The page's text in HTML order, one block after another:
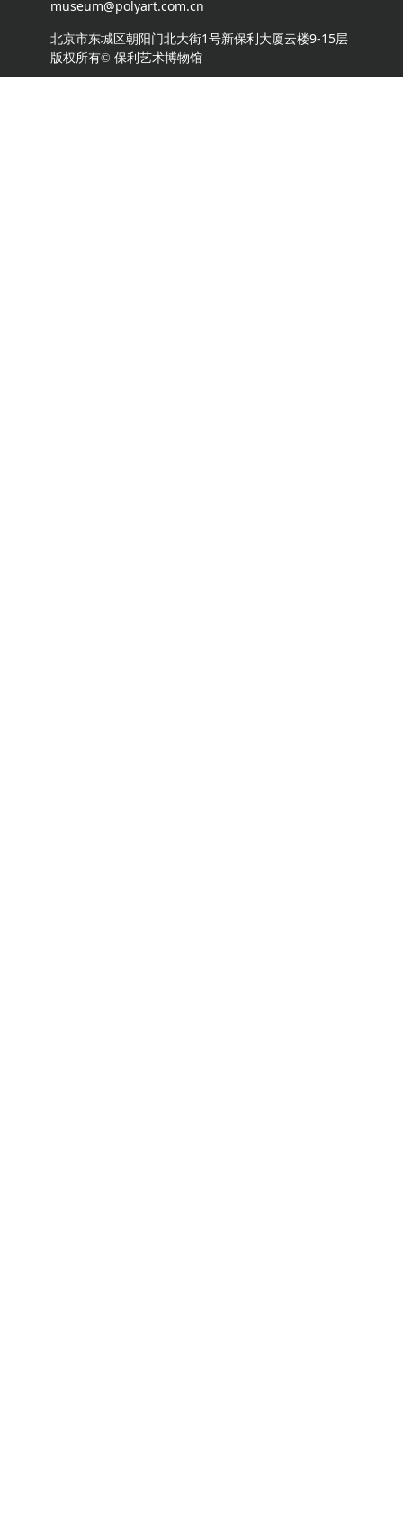
版权所有© 保利艺术博物馆
museum@polyart.com.cn
北京市东城区朝阳门北大街1号新保利大厦云楼9-15层